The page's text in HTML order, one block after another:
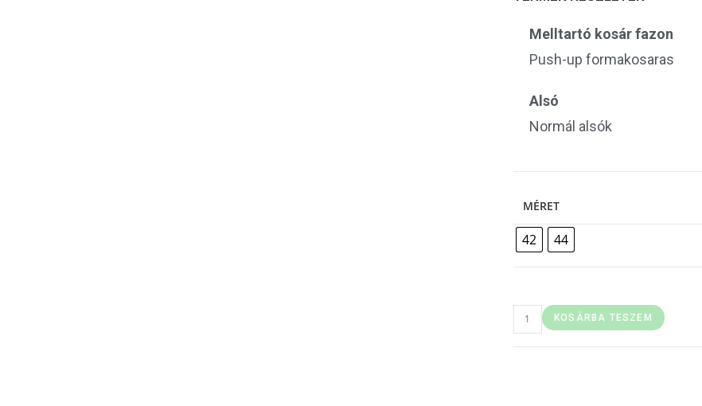
Melltartó kosár fazon
Push-up formakosaras
Alsó
Normál alsók
MÉRET
42 44
KOSÁRBA TESZEM